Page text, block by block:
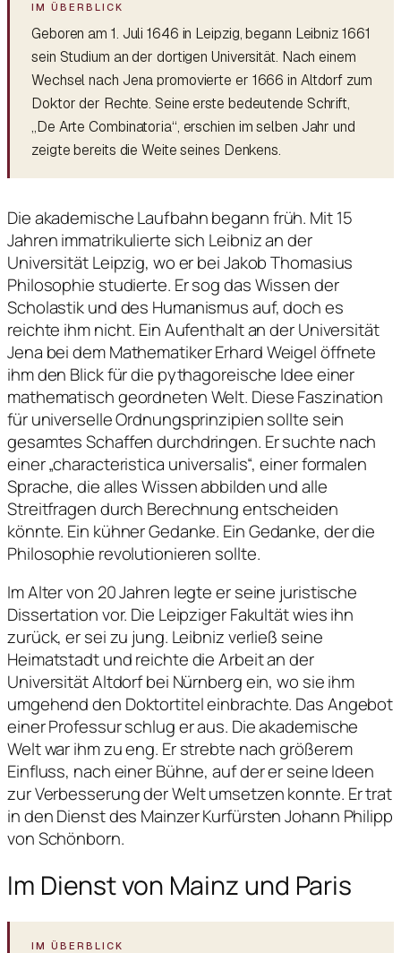
Geboren am 1. Juli 1646 in Leipzig, begann Leibniz 1661
sein Studium an der dortigen Universität. Nach einem
Wechsel nach Jena promovierte er 1666 in Altdorf zum
Doktor der Rechte. Seine erste bedeutende Schrift,
„De Arte Combinatoria“, erschien im selben Jahr und
zeigte bereits die Weite seines Denkens.
Die akademische Laufbahn begann früh. Mit 15
Jahren immatrikulierte sich Leibniz an der
Universität Leipzig, wo er bei Jakob Thomasius
Philosophie studierte. Er sog das Wissen der
Scholastik und des Humanismus auf, doch es
reichte ihm nicht. Ein Aufenthalt an der Universität
Jena bei dem Mathematiker Erhard Weigel öffnete
ihm den Blick für die pythagoreische Idee einer
mathematisch geordneten Welt. Diese Faszination
für universelle Ordnungsprinzipien sollte sein
gesamtes Schaffen durchdringen. Er suchte nach
einer „characteristica universalis“, einer formalen
Sprache, die alles Wissen abbilden und alle
Streitfragen durch Berechnung entscheiden
könnte. Ein kühner Gedanke. Ein Gedanke, der die
Philosophie revolutionieren sollte.
Im Alter von 20 Jahren legte er seine juristische
Dissertation vor. Die Leipziger Fakultät wies ihn
zurück, er sei zu jung. Leibniz verließ seine
Heimatstadt und reichte die Arbeit an der
Universität Altdorf bei Nürnberg ein, wo sie ihm
umgehend den Doktortitel einbrachte. Das Angebot
einer Professur schlug er aus. Die akademische
Welt war ihm zu eng. Er strebte nach größerem
Einfluss, nach einer Bühne, auf der er seine Ideen
zur Verbesserung der Welt umsetzen konnte. Er trat
in den Dienst des Mainzer Kurfürsten Johann Philipp
von Schönborn.
Im Dienst von Mainz und Paris